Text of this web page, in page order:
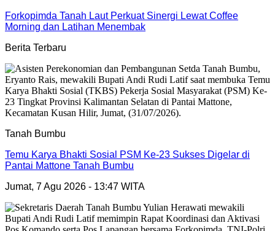
Forkopimda Tanah Laut Perkuat Sinergi Lewat Coffee
Morning dan Latihan Menembak
Berita Terbaru
Tanah Bumbu
Temu Karya Bhakti Sosial PSM Ke-23 Sukses Digelar di
Pantai Mattone Tanah Bumbu
Jumat, 7 Agu 2026 - 13:47 WITA